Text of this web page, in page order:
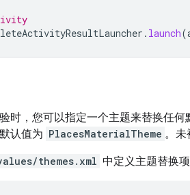
. launch(
验时，您可以指定一个主题来替换任
认值为 PlacesMaterialTheme 。未
themes.xml 中定义主题替换项